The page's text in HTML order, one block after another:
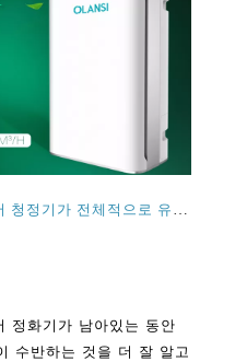
올 란시아 Hepa 필터 침실 에어 청정기가 전체적으로 유지되어야합니까?
정화기가 남아있는 동안
수반하는 것을 더 잘 알고